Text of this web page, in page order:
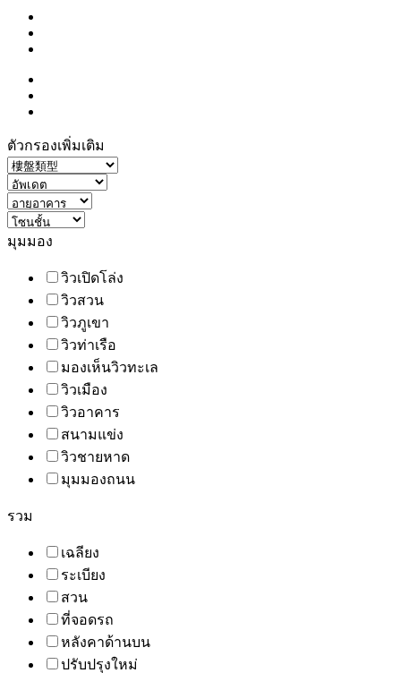
ตัวกรองเพิ่มเติม
มุมมอง
วิวเปิดโล่ง
วิวสวน
วิวภูเขา
วิวท่าเรือ
มองเห็นวิวทะเล
วิวเมือง
วิวอาคาร
สนามแข่ง
วิวชายหาด
มุมมองถนน
รวม
เฉลียง
ระเบียง
สวน
ที่จอดรถ
หลังคาด้านบน
ปรับปรุงใหม่